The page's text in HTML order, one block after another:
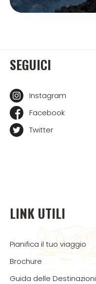
SEGUICI
Instagram
Facebook
Twitter
LINK UTILI
Pianifica il tuo viaggio
Brochure
Guida delle Destinazioni